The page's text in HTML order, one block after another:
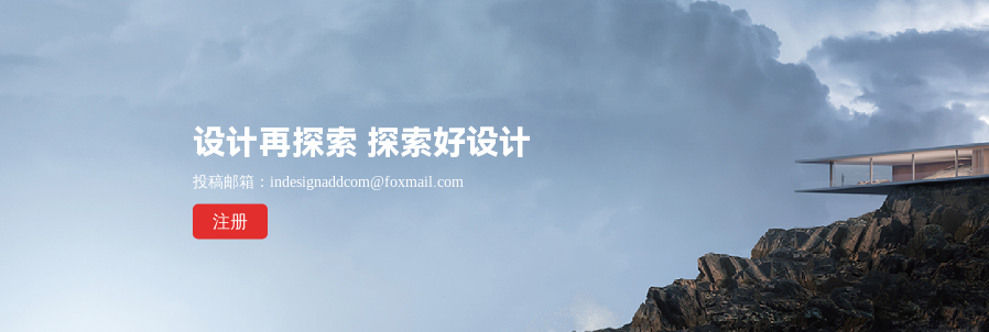
隶属于英国伦敦DESIGNREEXPLORE传媒集团，创立于2021年，凭借独特的全球创意资源网络，
HEPER创意黑皮书「www.heperdesign.com 」：全球创意灵感库，发掘前沿设计趋势与跨学科创新实践。
iawards邸赛设计竞赛中心「www.indesignadd.com/Match/List」 ：推动行业未来的国际竞赛平台，聚焦设计新锐力量。
设计再探索 探索好设计
投稿邮箱：indesignaddcom@foxmail.com
注册